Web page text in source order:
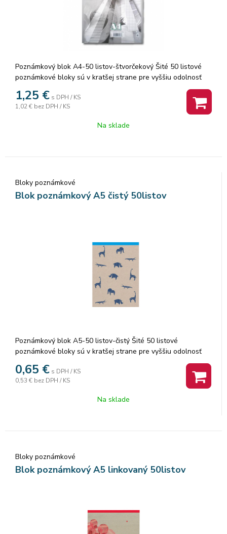
Poznámkový blok A4-50 listov-štvorčekový Šité 50 listové
poznámkové bloky sú v kratšej strane pre vyššiu odolnosť
recyklovaného papiera sú pre ľahšie a presné vytrhnutie
perforované. Balenie: 10 ks. Cena za 1 ks.
1,25 € s DPH / KS
1,02 € bez DPH / KS
Na sklade
Bloky poznámkové
Blok poznámkový A5 čistý 50listov
Poznámkový blok A5-50 listov-čistý Šité 50 listové
poznámkové bloky sú v kratšej strane pre vyššiu odolnosť
recyklovaného papiera sú pre ľahšie a presné vytrhnutie
perforované. Balenie: 10 ks. Cena za 1 ks.
0,65 € s DPH / KS
0,53 € bez DPH / KS
Na sklade
Bloky poznámkové
Blok poznámkový A5 linkovaný 50listov